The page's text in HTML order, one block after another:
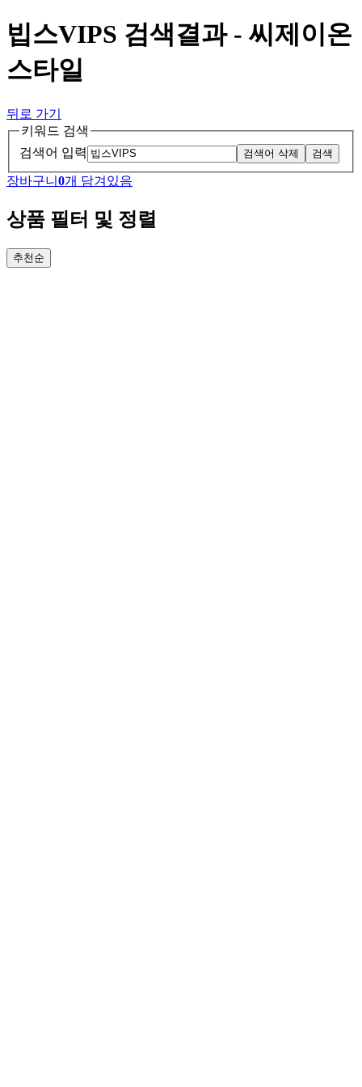
빕스VIPS 검색결과 - 씨제이온
스타일
뒤로 가기
키워드 검색
검색어 입력
검색어 삭제 검색
장바구니 0개 담겨있음
상품 필터 및 정렬
추천순